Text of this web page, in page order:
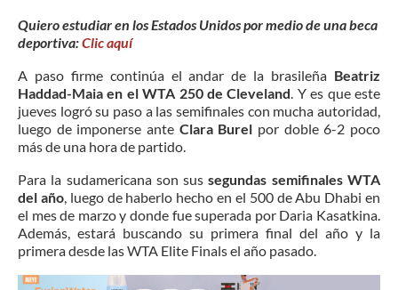
Quiero estudiar en los Estados Unidos por medio de una beca
deportiva:Clic aquí
A paso firme continúa el andar de la brasileña Beatriz
Haddad-Maia en el WTA 250 de Cleveland . Y es que este
jueves logró su paso a las semifinales con mucha autoridad,
luego de imponerse ante Clara Burel por doble 6-2 poco
más de una hora de partido.
Para la sudamericana son sussegundas semifinales WTA
del año, luego de haberlo hecho en el 500 de Abu Dhabi en
el mes de marzo y donde fue superada por Daria Kasatkina.
Además, estará buscando su primera final del año y la
primera desde las WTA Elite Finals el año pasado.